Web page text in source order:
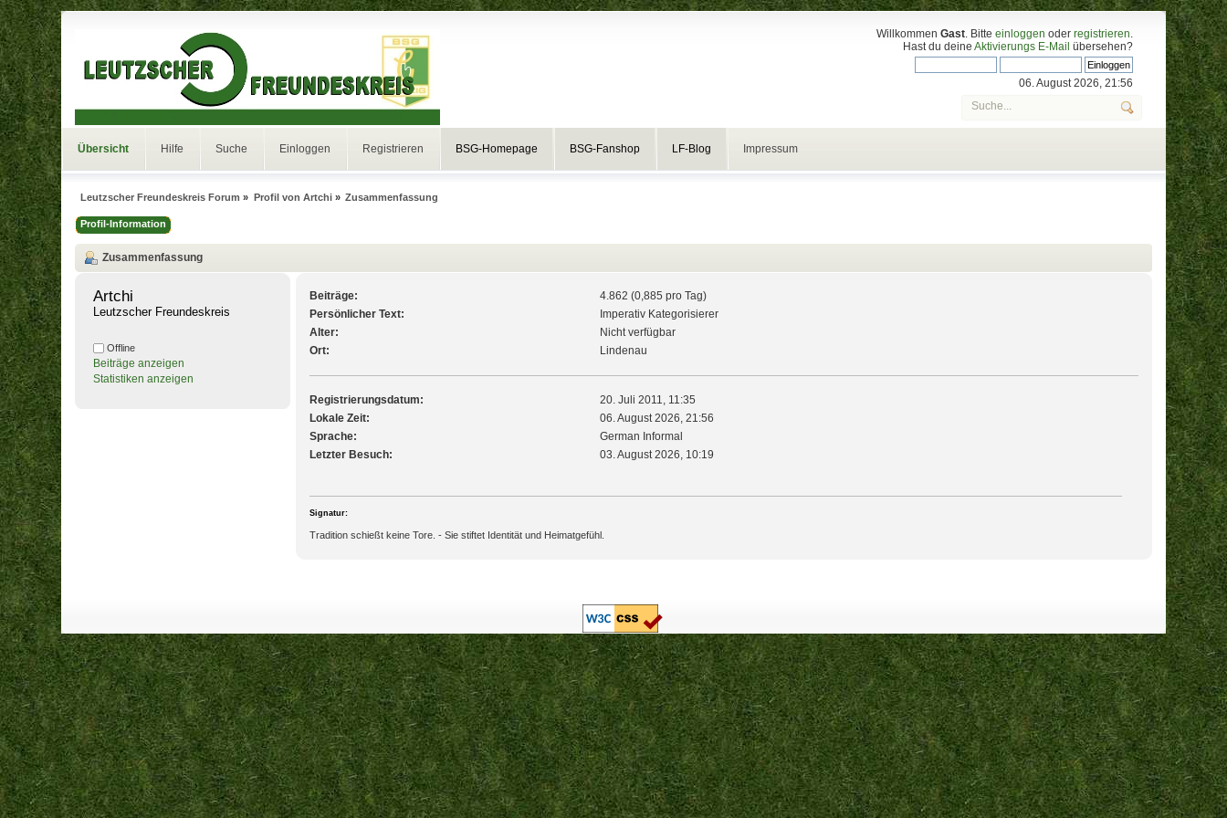
WillkommenGast . Bitteeinloggen oderregistrieren
Hast du deineAktivierungs E-Mail übersehen?
06. August 2026, 21:56
Übersicht Hilfe Suche Einloggen Registrieren BSG-Homepage BSG-Fanshop LF-Blog Impressum
Leutzscher Freundeskreis Forum » Profil von Artchi» Zusammenfassung
Profil-Information
Zusammenfassung
Artchi
Leutzscher Freundeskreis
Offline
Beiträge anzeigen
Statistiken anzeigen
Beiträge:
4.862 (0,885 pro Tag)
Persönlicher Text:
Imperativ Kategorisierer
Alter:
Nicht verfügbar
Ort:
Lindenau
Registrierungsdatum:
20. Juli 2011, 11:35
Lokale Zeit:
06. August 2026, 21:56
Sprache:
German Informal
Letzter Besuch:
03. August 2026, 10:19
Signatur:
Tradition schießt keine Tore. - Sie stiftet Identität und Heimatgefühl.